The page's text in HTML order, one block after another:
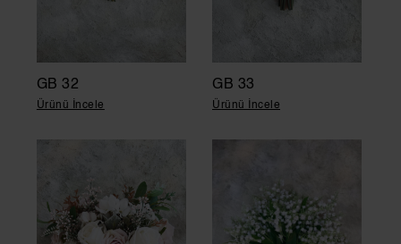
GB 32
Ürünü İncele
GB 33
Ürünü İncele